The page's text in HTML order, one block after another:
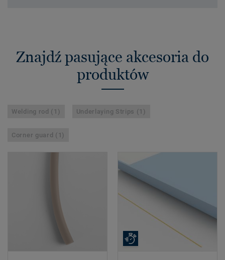
Znajdź pasujące akcesoria do
produktów
Welding rod (1) Underlaying Strips (1)
Corner guard (1)